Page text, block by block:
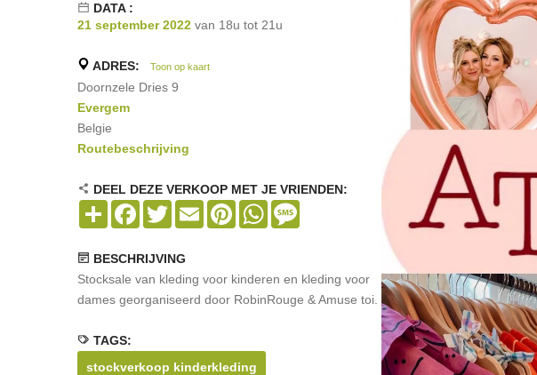
DATA :
21 september 2022 van 18u tot 21u
ADRES: Toon op kaart
Doornzele Dries 9
Evergem
Belgie
Routebeschrijving
DEEL DEZE VERKOOP MET JE VRIENDEN:
Share Facebook
TwitterEmail PinterestWhatsApp
BESCHRIJVING
Stocksale van kleding voor kinderen en kleding voor
dames georganiseerd door RobinRouge & Amuse toi.
TAGS:
stockverkoop kinderkleding